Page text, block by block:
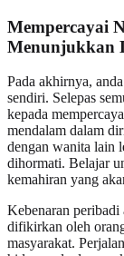
Mempercayai
Menunjukkan
Pada akhirnya,
sendiri. Selepas
kepada
mendalam dalam
dengan wanita lain
dihormati. Belajar
kemahiran yang
Kebenaran peribadi
difikirkan oleh
masyarakat.